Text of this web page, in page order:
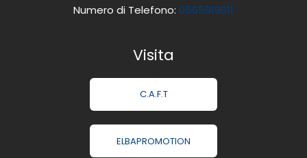
Numero di Telefono: 0565919611
Visita
C.A.F.T
ELBAPROMOTION